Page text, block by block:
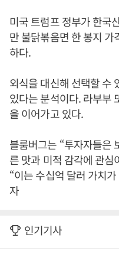
미국 트럼프 정부가 한국
만 불닭볶음면 한 봉지
하다.
외식을 대신해 선택할 수
있다는 분석이다. 라부부
을 이어가고 있다.
블룸버그는 “투자자들은
른 맛과 미적 감각에 관
“이는 수십억 달러 가치
자
인기기사